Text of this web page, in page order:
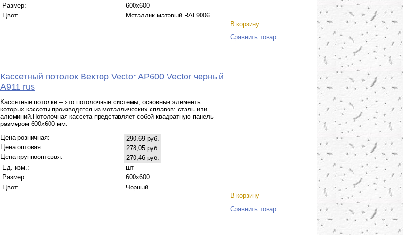
Размер:
600x600
Цвет:
Металлик матовый RAL9006
В корзину
Сравнить товар
Кассетный потолок Вектор Veсtor AP600 Vector черный
А911 rus
Кассетные потолки – это потолочные системы, основные элементы
которых кассеты производятся из металлических сплавов: сталь или
алюминий.Потолочная кассета представляет собой квадратную панель
размером 600х600 мм.
Цена розничная:
290,69 руб.
Цена оптовая:
278,05 руб.
Цена крупнооптовая:
270,46 руб.
Ед. изм.:
шт.
Размер:
600x600
Цвет:
Черный
В корзину
Сравнить товар